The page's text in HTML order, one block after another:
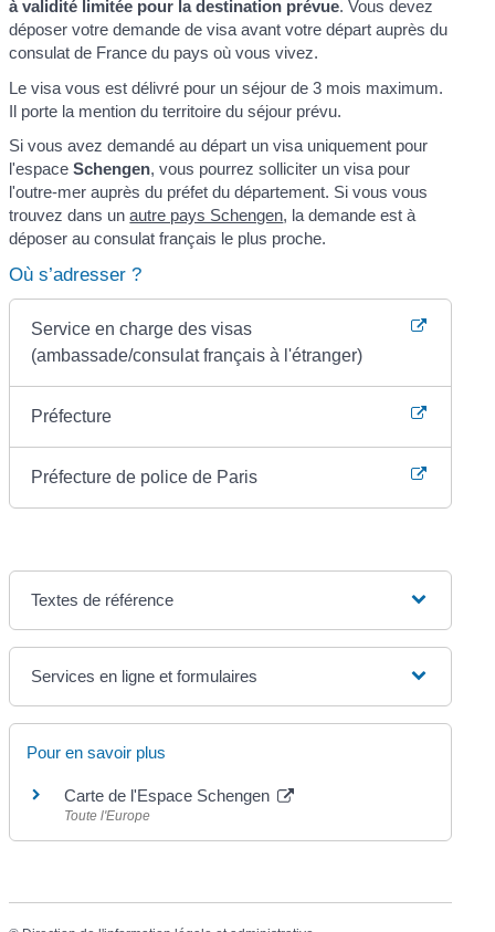
à validité limitée pour la destination prévue. Vous devez
déposer votre demande de visa avant votre départ auprès du
consulat de France du pays où vous vivez.
Le visa vous est délivré pour un séjour de 3 mois maximum.
Il porte la mention du territoire du séjour prévu.
Si vous avez demandé au départ un visa uniquement pour
l'espaceSchengen, vous pourrez solliciter un visa pour
l'outre-mer auprès du préfet du département. Si vous vous
trouvez dans unautre pays Schengen, la demande est à
déposer au consulat français le plus proche.
Où s’adresser ?
Service en charge des visas
(ambassade/consulat français à l'étranger)
Préfecture
Préfecture de police de Paris
Textes de référence
Services en ligne et formulaires
Pour en savoir plus
Carte de l'Espace Schengen
Toute l'Europe